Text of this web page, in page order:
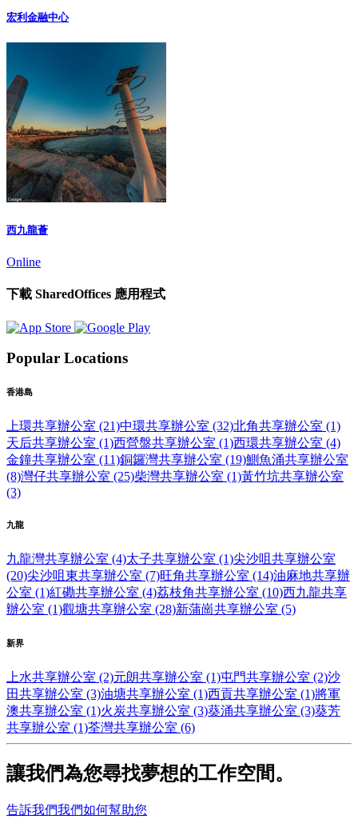
宏利金融中心
西九龍薈
Online
下載 SharedOffices 應用程式
Popular Locations
香港島
上環共享辦公室 (21)中環共享辦公室 (32)北角共享辦公室 (1)
天后共享辦公室 (1)西營盤共享辦公室 (1)西環共享辦公室 (4)
金鐘共享辦公室 (11)銅鑼灣共享辦公室 (19)鰂魚涌共享辦公室
(8)灣仔共享辦公室 (25)柴灣共享辦公室 (1)黃竹坑共享辦公室
(3)
九龍
九龍灣共享辦公室 (4)太子共享辦公室 (1)尖沙咀共享辦公室
(20)尖沙咀東共享辦公室 (7)旺角共享辦公室 (14)油麻地共享辦
公室 (1)紅磡共享辦公室 (4)荔枝角共享辦公室 (10)西九龍共享
辦公室 (1)觀塘共享辦公室 (28)新蒲崗共享辦公室 (5)
新界
上水共享辦公室 (2)元朗共享辦公室 (1)屯門共享辦公室 (2)沙
田共享辦公室 (3)油塘共享辦公室 (1)西貢共享辦公室 (1)將軍
澳共享辦公室 (1)火炭共享辦公室 (3)葵涌共享辦公室 (3)葵芳
共享辦公室 (1)荃灣共享辦公室 (6)
讓我們為您尋找夢想的工作空間。
告訴我們我們如何幫助您